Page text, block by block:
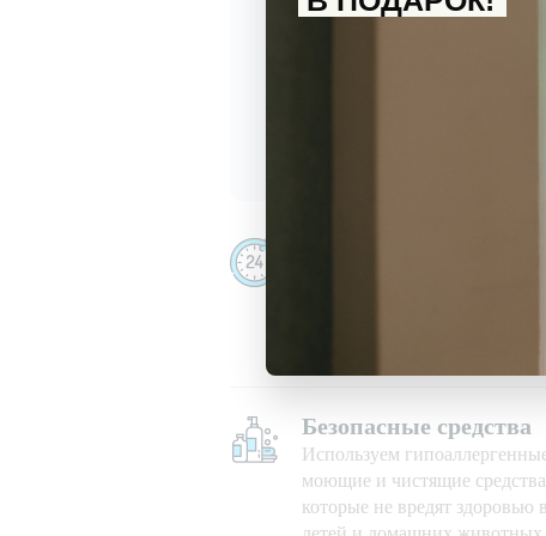
политикой обработки
на получение
Безопасные средства
Используем
моющие и чистящие
которые не вредят здоровью